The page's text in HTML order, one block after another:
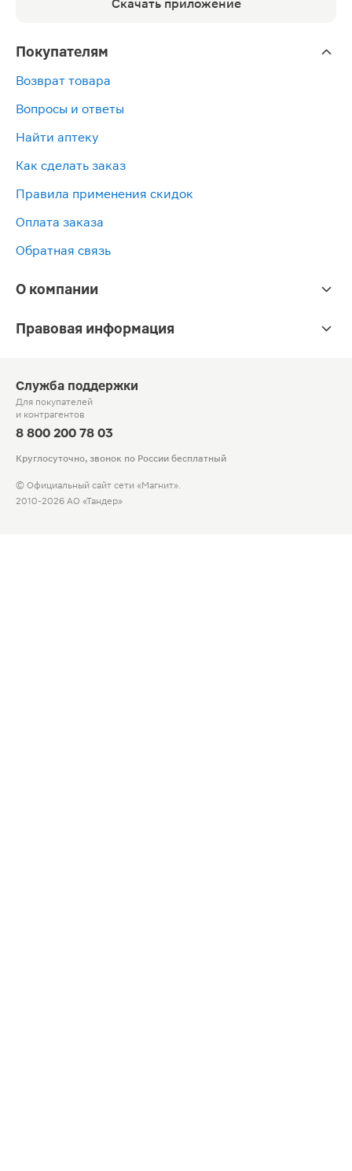
Скачать приложение
Покупателям
Возврат товара
Вопросы и ответы
Найти аптеку
Как сделать заказ
Правила применения скидок
Оплата заказа
Обратная связь
О компании
Правовая информация
Служба поддержки
Для покупателей
и контрагентов
8 800 200 78 03
Круглосуточно, звонок по России бесплатный
© Официальный сайт сети «Магнит».
2010-2026 АО «Тандер»